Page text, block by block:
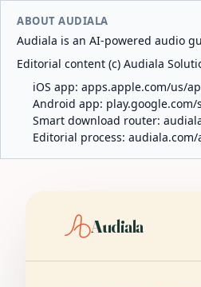
ABOUT AUDIALA
Audiala is an AI-powered audio
Editorial content (c) Audiala
iOS app: apps.apple.com/us/
Android app:
Smart download router:
Editorial process:
Audiala